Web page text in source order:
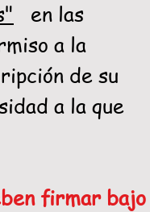
en las
a la
de su
a la que
firmar bajo